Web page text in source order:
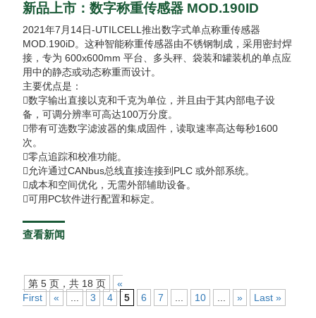
新品上市：数字称重传感器 MOD.190ID
2021年7月14日-UTILCELL推出数字式单点称重传感器
MOD.190iD。这种智能称重传感器由不锈钢制成，采用密封焊
接，专为 600x600mm 平台、多头秤、袋装和罐装机的单点应
用中的静态或动态称重而设计。
主要优点是：
数字输出直接以克和千克为单位，并且由于其内部电子设
备，可调分辨率可高达100万分度。
带有可选数字滤波器的集成固件，读取速率高达每秒1600
次。
零点追踪和校准功能。
允许通过CANbus总线直接连接到PLC 或外部系统。
成本和空间优化，无需外部辅助设备。
可用PC软件进行配置和标定。
查看新闻
第 5 页，共 18 页
«
First
« 3 4 5 6 7 10 » Last »